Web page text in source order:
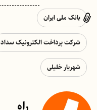
بانک ملی ایران
شرکت پرداخت الکترونیک سداد
شهریار خلیلی